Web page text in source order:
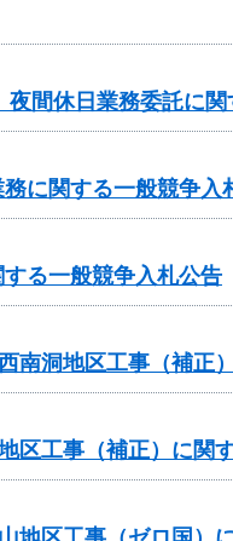
夜間休日業務委託に
に関する一般競争入
る一般競争入札公告
南洞地区工事（補正
区工事（補正）に関